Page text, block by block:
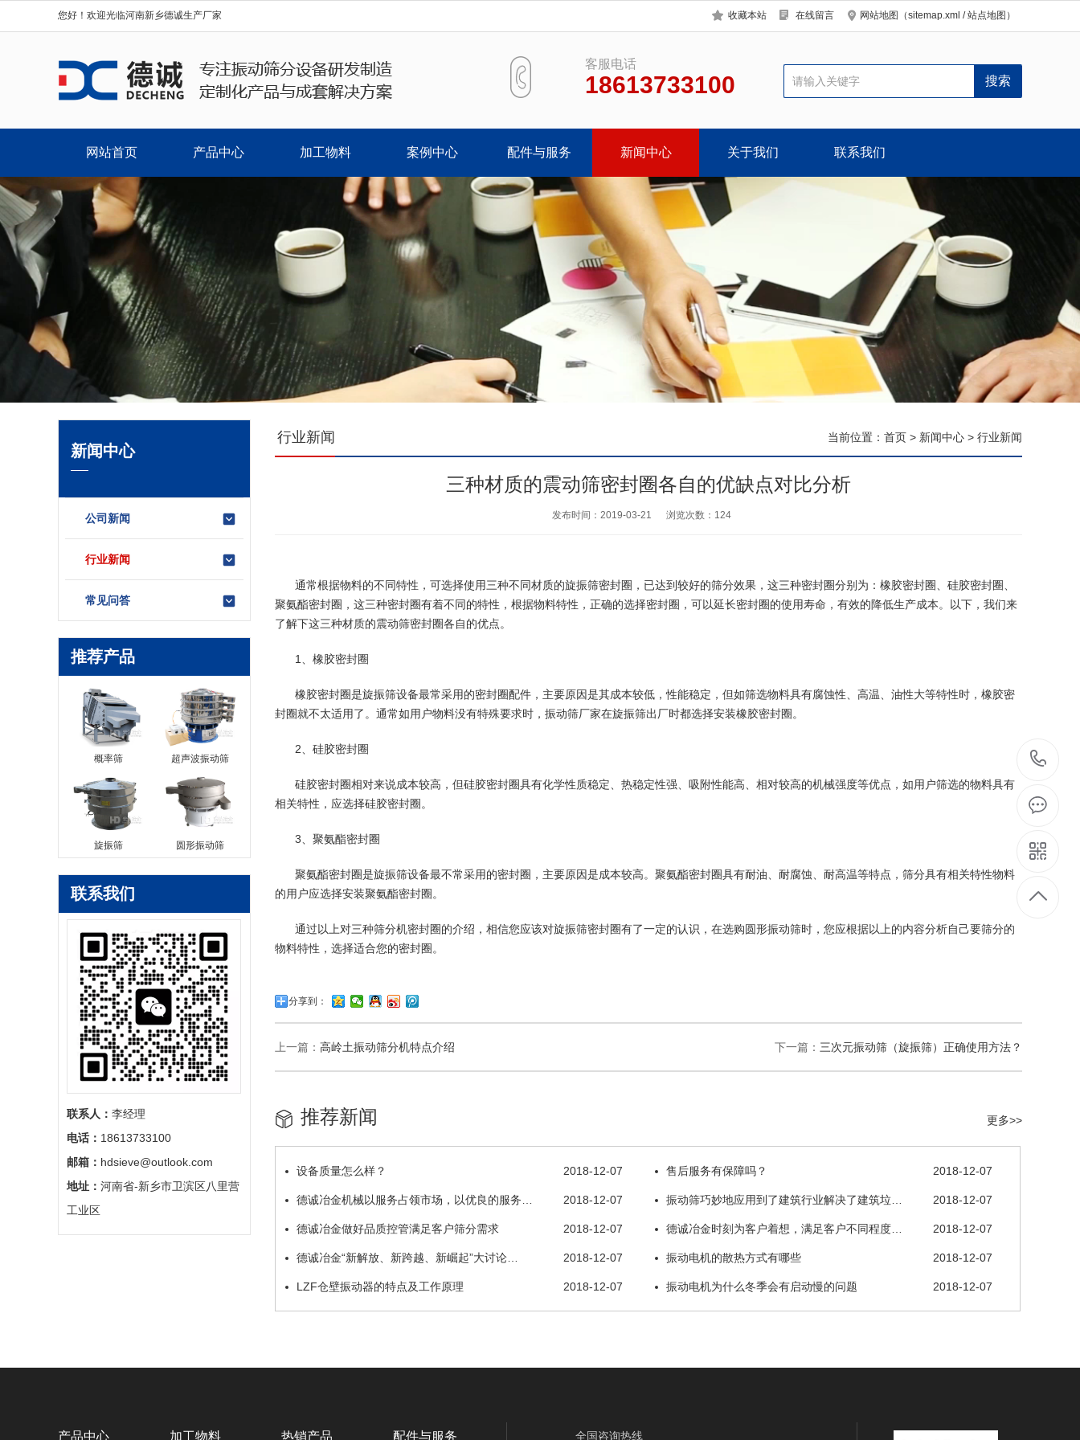
您好！欢迎光临河南新乡德诚生产厂家 收藏本站 在线留言 网站地图（sitemap.xml /站点地图 ）
客服电话
18613733100
网站首页 产品中心 加工物料 案例中心 配件与服务 新闻中心 关于我们 联系我们
新闻中心
公司新闻
行业新闻
常见问答
推荐产品
概率筛 超声波振动筛
旋振筛 圆形振动筛
联系我们
联系人： 李经理
电话： 18613733100
邮箱： hdsieve@outlook.com
地址： 河南省-新乡市卫滨区八里营
工业区
当前位置： 首页 > 新闻中心 > 行业新闻
行业新闻
三种材质的震动筛密封圈各自的优缺点对比分析
发布时间：2019-03-21 浏览次数： 124
通常根据物料的不同特性，可选择使用三种不同材质的旋振筛密封圈，已达到较好的筛分效果，这三种密封圈分别为：橡胶密封圈、硅胶密封圈、
聚氨酯密封圈，这三种密封圈有着不同的特性，根据物料特性，正确的选择密封圈，可以延长密封圈的使用寿命，有效的降低生产成本。以下，我们来
了解下这三种材质的震动筛密封圈各自的优点。
1、橡胶密封圈
橡胶密封圈是旋振筛设备最常采用的密封圈配件，主要原因是其成本较低，性能稳定，但如筛选物料具有腐蚀性、高温、油性大等特性时，橡胶密
封圈就不太适用了。通常如用户物料没有特殊要求时， 振动筛厂家在旋振筛出厂时都选择安装橡胶密封圈。
2、硅胶密封圈
硅胶密封圈相对来说成本较高，但硅胶密封圈具有化学性质稳定、热稳定性强、吸附性能高、相对较高的机械强度等优点，如用户筛选的物料具有
相关特性，应选择硅胶密封圈。
3、聚氨酯密封圈
聚氨酯密封圈是旋振筛设备最不常采用的密封圈，主要原因是成本较高。聚氨酯密封圈具有耐油、耐腐蚀、耐高温等特点，筛分具有相关特性物料
的用户应选择安装聚氨酯密封圈。
通过以上对三种筛分机密封圈的介绍，相信您应该对旋振筛密封圈有了一定的认识，在选购圆形振动筛时，您应根据以上的内容分析自己要筛分的
物料特性，选择适合您的密封圈。
分享到：
上一篇： 高岭土振动筛分机特点介绍 下一篇： 三次元振动筛（旋振筛）正确使用方法？
更多>>
推荐新闻
2018-12-07
设备质量怎么样？ 2018-12-07
售后服务有保障吗？
2018-12-07
德诚冶金机械以服务占领市场，以优良的服务… 2018-12-07
振动筛巧妙地应用到了建筑行业解决了建筑垃…
2018-12-07
德诚冶金做好品质控管满足客户筛分需求 2018-12-07
德诚冶金时刻为客户着想，满足客户不同程度…
2018-12-07
德诚冶金“新解放、新跨越、新崛起”大讨论… 2018-12-07
振动电机的散热方式有哪些
2018-12-07
LZF仓壁振动器的特点及工作原理 2018-12-07
振动电机为什么冬季会有启动慢的问题
产品中心 加工物料 热销产品 配件与服务 全国咨询热线